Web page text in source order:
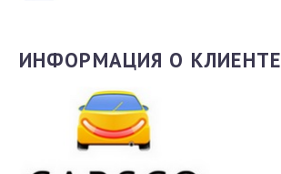
ИНФОРМАЦИЯ О КЛИЕНТЕ